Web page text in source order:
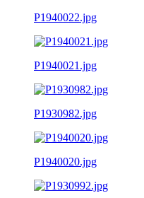
P1940022.jpg
P1940021.jpg
P1930982.jpg
P1940020.jpg